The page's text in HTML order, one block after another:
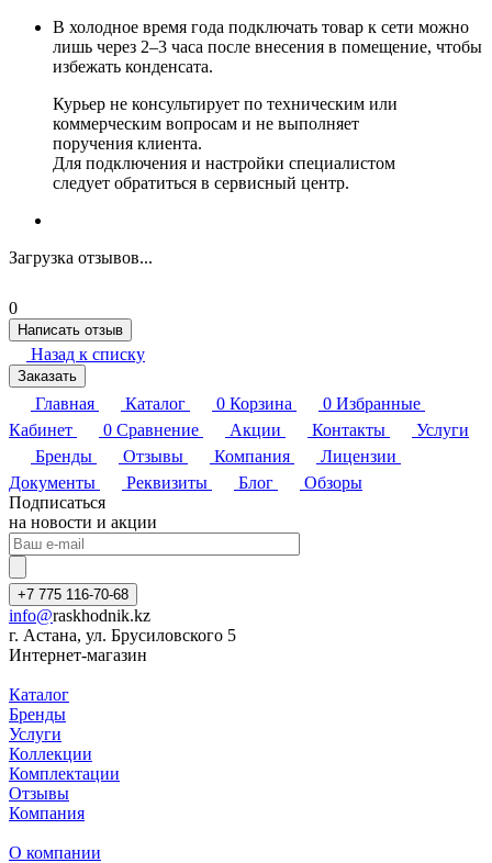
В холодное время года подключать товар к сети можно
лишь через 2–3 часа после внесения в помещение, чтобы
избежать конденсата.
Курьер не консультирует по техническим или
коммерческим вопросам и не выполняет
поручения клиента.
Для подключения и настройки специалистом
следует обратиться в сервисный центр.
Загрузка отзывов...
0
Написать отзыв
Назад к списку
Заказать
Главная Каталог 0 Корзина 0 Избранные
Кабинет
0 Сравнение Акции Контакты
Услуги
Бренды
Отзывы Компания
Лицензии
Документы
Реквизиты Блог
Обзоры
Подписаться
на новости и акции
+7 775 116-70-68
info@raskhodnik.kz
г. Астана, ул. Брусиловского 5
Интернет-магазин
Каталог
Бренды
Услуги
Коллекции
Комплектации
Отзывы
Компания
О компании